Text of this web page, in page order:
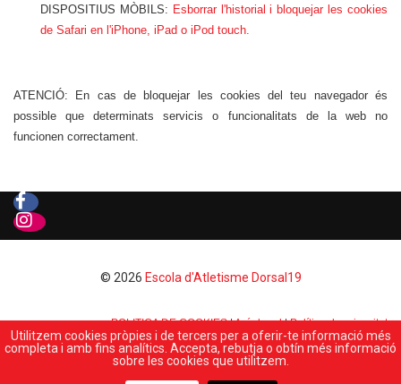
DISPOSITIUS MÒBILS: Esborrar l'historial i bloquejar les cookies
de Safari en l'iPhone, iPad o iPod touch.
ATENCIÓ: En cas de bloquejar les cookies del teu navegador és
possible que determinats servicis o funcionalitats de la web no
funcionen correctament.
© 2026 Escola d'Atletisme Dorsal19
POLITICA DE COOKIES|Avís legal|Política de privacitat
Web desenrotllada peridesi.net
Utilitzem cookies pròpies i de tercers per a oferir-te informació més
completa i amb fins analítics. Accepta, rebutja o obtín més informació
sobre les cookies que utilitzem.